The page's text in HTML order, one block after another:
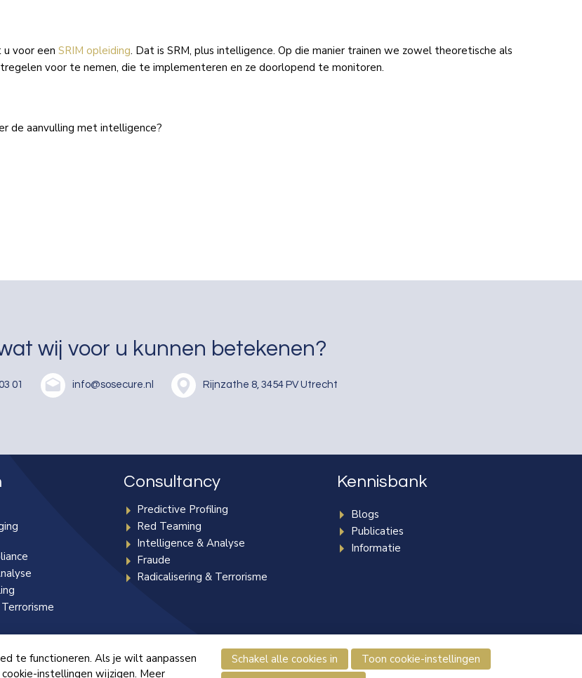
u voor een SRIM opleiding. Dat is SRM, plus intelligence. Op die manier trainen we zowel theoretische als
voor te nemen, die te implementeren en ze doorlopend te monitoren.
de aanvulling met intelligence?
wij voor u kunnen betekenen?
01 info@sosecure.nl Rijnzathe 8, 3454 PV Utrecht
Consultancy
Predictive Profiling
Red Teaming
Intelligence & Analyse
Fraude
Radicalisering & Terrorisme
Kennisbank
Blogs
Publicaties
Informatie
te functioneren. Als je wilt aanpassen
instellingen wijzigen. Meer
Schakel alle cookies in
Toon cookie-instellingen